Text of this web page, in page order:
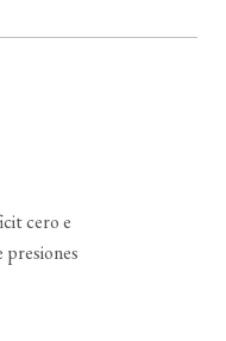
cero e
presiones